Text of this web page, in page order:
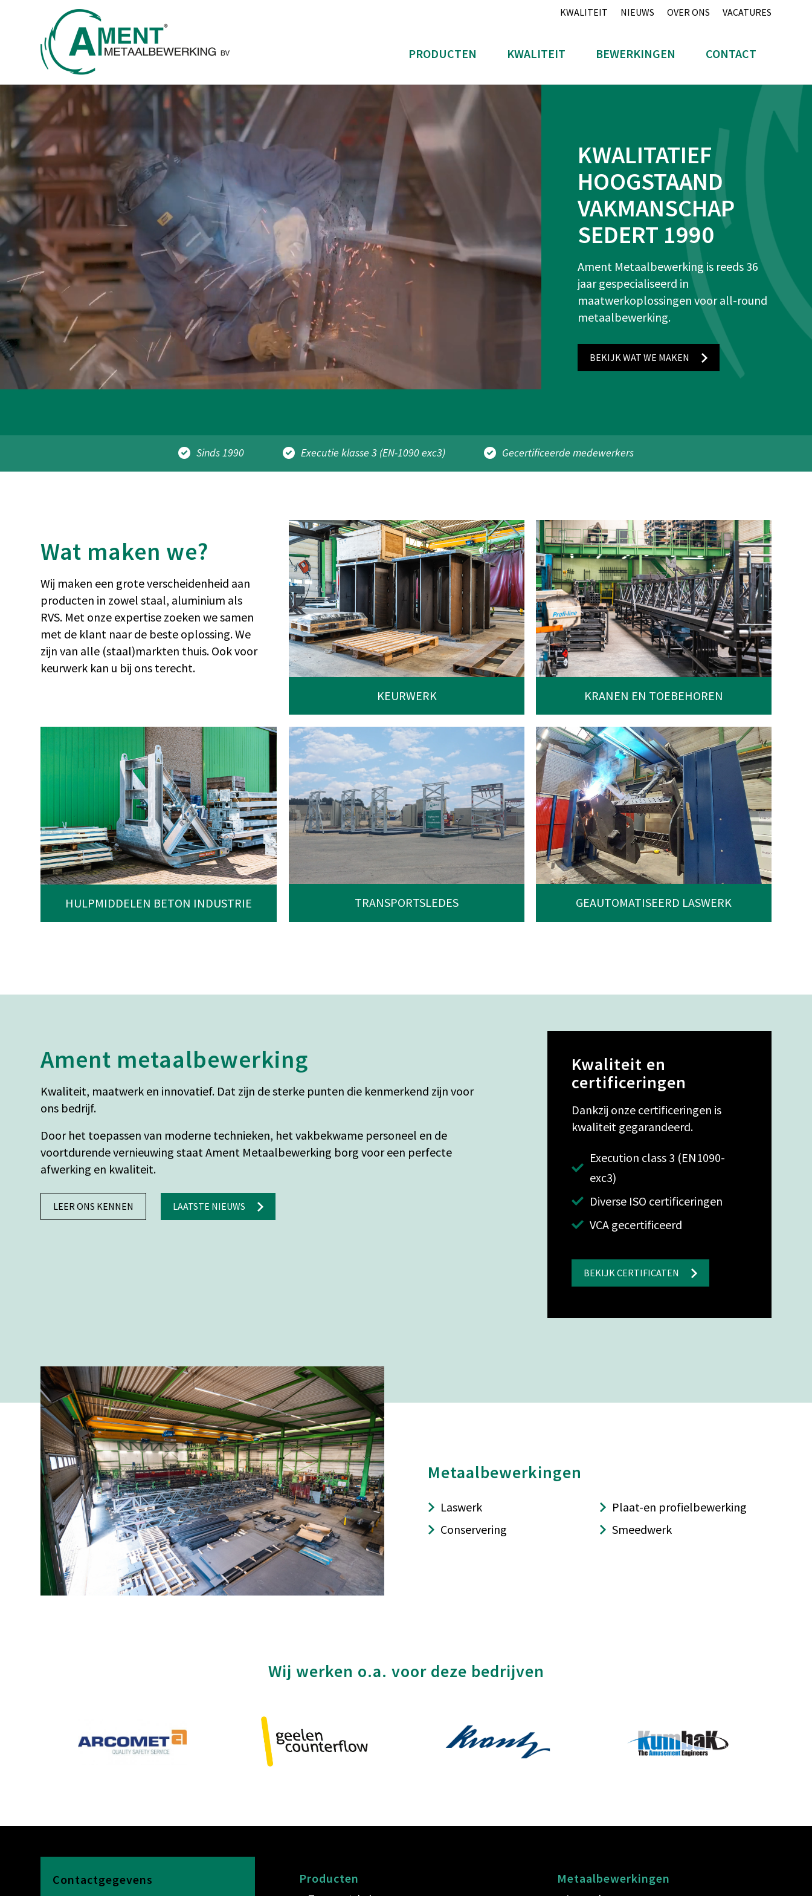
KWALITEIT NIEUWS OVER ONS VACATURES
PRODUCTEN KWALITEIT BEWERKINGEN CONTACT
KWALITATIEF
HOOGSTAAND
VAKMANSCHAP
SEDERT 1990
Ament Metaalbewerking is reeds 36
jaar gespecialiseerd in
maatwerkoplossingen voor all-round
metaalbewerking.
BEKIJK WAT WE MAKEN
Sinds 1990 Executie klasse 3 (EN-1090 exc3) Gecertificeerde medewerkers
Wat maken we?
Wij maken een grote verscheidenheid aan
producten in zowel staal, aluminium als
RVS. Met onze expertise zoeken we samen
met de klant naar de beste oplossing. We
zijn van alle (staal)markten thuis. Ook voor
keurwerk kan u bij ons terecht.
KEURWERK
KRANEN EN TOEBEHOREN
HULPMIDDELEN BETON INDUSTRIE TRANSPORTSLEDES GEAUTOMATISEERD LASWERK
Ament metaalbewerking
Kwaliteit, maatwerk en innovatief. Dat zijn de sterke punten die kenmerkend zijn voor
ons bedrijf.
Door het toepassen van moderne technieken, het vakbekwame personeel en de
voortdurende vernieuwing staat Ament Metaalbewerking borg voor een perfecte
afwerking en kwaliteit.
LEER ONS KENNEN LAATSTE NIEUWS
Kwaliteit en
certificeringen
Dankzij onze certificeringen is
kwaliteit gegarandeerd.
Execution class 3 (EN1090-
exc3)
Diverse ISO certificeringen
VCA gecertificeerd
BEKIJK CERTIFICATEN
Metaalbewerkingen
Laswerk
Plaat-en profielbewerking
Conservering
Smeedwerk
Wij werken o.a. voor deze bedrijven
Contactgegevens Producten Metaalbewerkingen